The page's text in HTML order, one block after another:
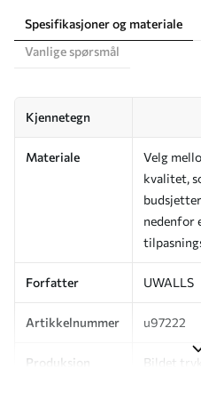
Spesifikasjoner og materiale
Vanlige spørsmål
Kjennetegn
Materiale
Velg
kvalitet,
nedenfor
Forfatter UWALLS
Artikkelnummer u97222
Produksjon
Bildet